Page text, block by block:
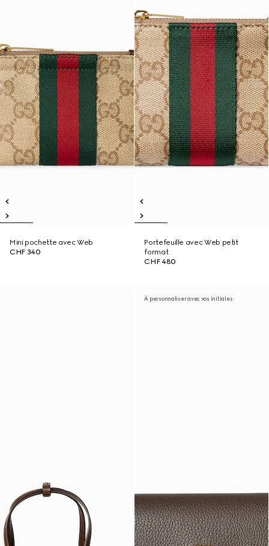
Mini pochette avec Web
CHF 340
Portefeuille avec Web petit
format
CHF 480
À personnaliser avec vos initiales